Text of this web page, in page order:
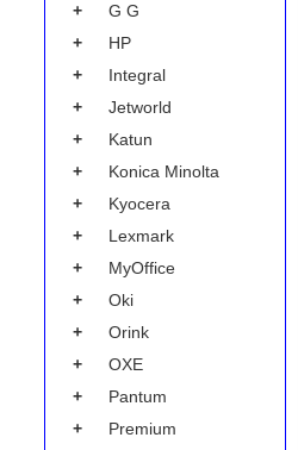
+
G G
+
HP
+
Integral
+
Jetworld
+
Katun
+
Konica Minolta
+
Kyocera
+
Lexmark
+
MyOffice
+
Oki
+
Orink
+
OXE
+
Pantum
+
Premium